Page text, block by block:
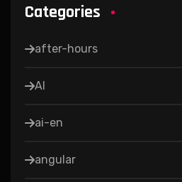
Categories
after-hours
AI
ai-en
angular